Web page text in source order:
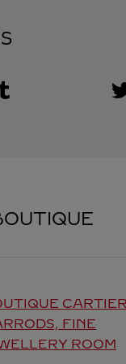
Visit us on Tumblr
Link Opens in New Tab
CARTIER
FINE
ROOM